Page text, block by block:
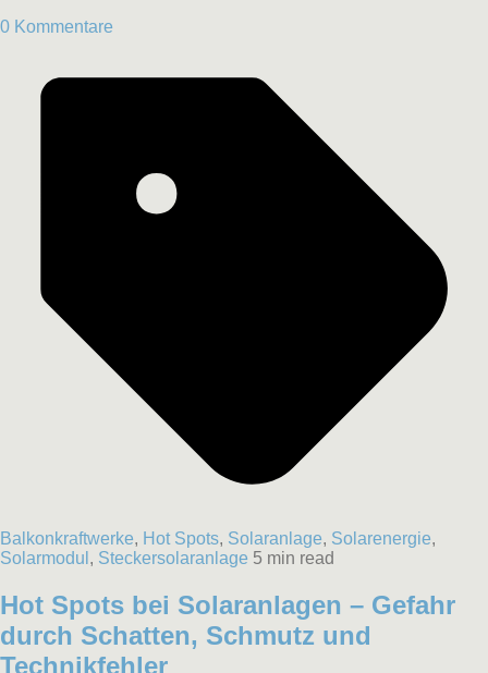
0 Kommentare
Balkonkraftwerke, Hot Spots, Solaranlage, Solarenergie,
Solarmodul , Steckersolaranlage 5 min read
Hot Spots bei Solaranlagen – Gefahr
durch Schatten, Schmutz und
Technikfehler